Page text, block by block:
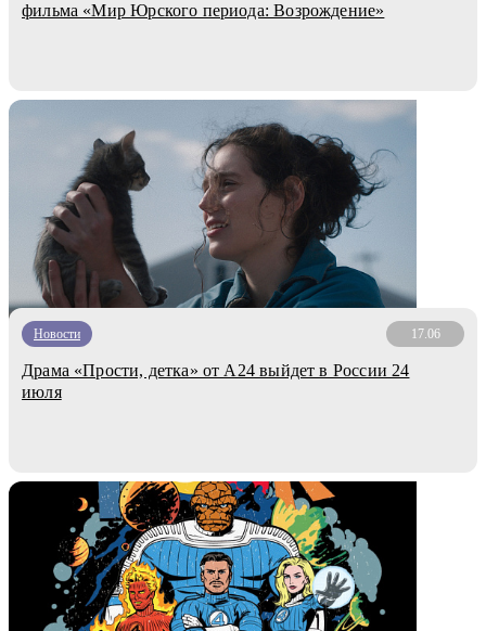
фильма «Мир Юрского периода: Возрождение»
Новости 17.06
Драма «Прости, детка» от A24 выйдет в России 24
июля